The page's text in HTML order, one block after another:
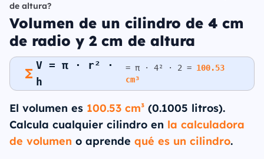
de altura?
Volumen de un cilindro de 4 cm
de radio y 2 cm de altura
V = π · r² ·
h
= π · 4² · 2 = 100.53
cm³
El volumen es 100.53 cm³ (0.1005 litros).
Calcula cualquier cilindro en la calculadora
de volumen o aprende qué es un cilindro.